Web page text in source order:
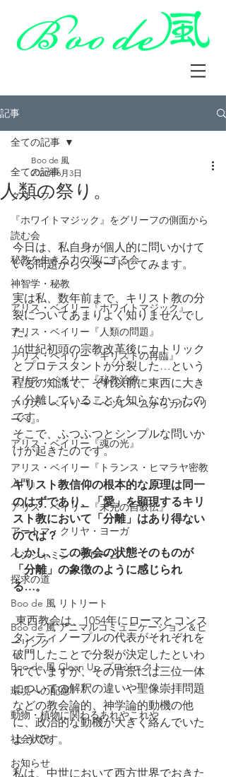
記事
全ての記事
グリーフ
『ホワイトマジック』をグリーフの側面から
読む会
秘教を生きる力の源にする会
神智学・秘教
アリス・ベイリー『ホワイトマジック』
アリス・ベイリー『人類の問題』
アリス・ベイリー『キリストの再臨』
アリス・ベイリー『秘教治療』
アリス・ベイリー『ベツレヘムからカルバリ
ーへ』
アリス・ベイリー『魂の光』
アリス・ベイリー『トランス・ヒマラヤ密教
入門』
アリス・ベイリー『未完の自叙伝』
アートマ・クリヤ・ヨーガ
ベンジャミン・クレーム
探求の道
Boo de 風 リトリート
Boo de 風 アニマルコミュニケーション＆ヒ
ーリング
Boo de 風 Clean Up プロジェクト
環境への配慮
動物・植物に関わるあれやこれや
社会状況
お知らせ
全ての記事
人類の祭り。
Boo de 風
2020年6月3日
今日は、私自身が個人的に問いかけて
いる問題からスタートしてみます。
実は私、数年前まで、キリスト教の分
裂についてあまりよく知りませんでし
た。
16世紀初頭の宗教改革後にカトリック
とプロテスタントが分裂した…という
程度の知識で、それ以前に東西に大き
く分離していることを知らなかったの
です。
そこで、ふつふつとシンプルな問いか
けが起きたのです。
キリスト教信仰の根本的な原理は同一
のはずであり、「愛」を顕現するキリ
スト教において「分離」はあり得ない
のでは？
しかし、この教会の状態そのものが
「分離」の象徴のように感じられ
る…。
東西教会は、1054年にローマとコンス
タンティノープルの代表がそれぞれを
破門したことで分裂が決定したといわ
れていますが、その背景には三位一体
についての解釈の違いや聖像崇拝問題
などの教会論的、神学論的動機の他
に、政治的な動機が大きく絡んでいた
ようです。
私は、中世において西方世界でおきた